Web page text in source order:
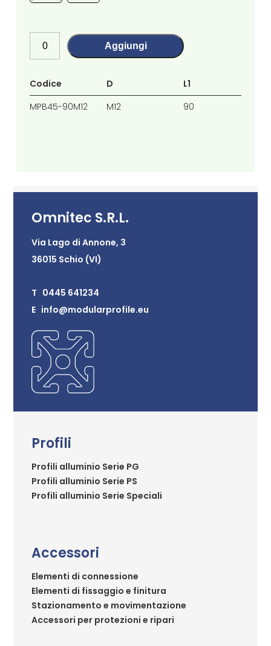
Aggiungi
Codice
MPB45-90M12
D
M12
L1
90
Omnitec S.R.L.
Via Lago di Annone, 3
36015 Schio (VI)
T 0445 641234
E info@modularprofile.eu
Profili
Profili alluminio Serie PG
Profili alluminio Serie PS
Profili alluminio Serie Speciali
Accessori
Elementi di connessione
Elementi di fissaggio e finitura
Stazionamento e movimentazione
Accessori per protezioni e ripari